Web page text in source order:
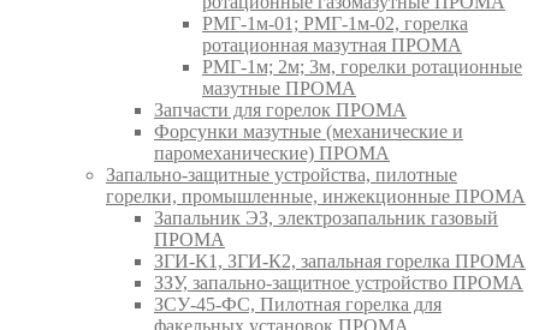
РМГ-1м-01; РМГ-1м-02, горелка
ротационная мазутная ПРОМА
РМГ-1м; 2м; 3м, горелки ротационные
мазутные ПРОМА
Запчасти для горелок ПРОМА
Форсунки мазутные (механические и
паромеханические) ПРОМА
Запально-защитные устройства, пилотные
горелки, промышленные, инжекционные ПРОМА
Запальник ЭЗ, электрозапальник газовый
ПРОМА
ЗГИ-К1, ЗГИ-К2, запальная горелка ПРОМА
ЗЗУ, запально-защитное устройство ПРОМА
ЗСУ-45-ФС, Пилотная горелка для
факельных установок ПРОМА